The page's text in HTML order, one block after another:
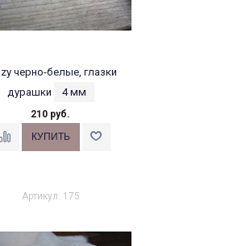
черно-белые, глазки
дурашки
4 мм
210 руб.
Артикул: 175